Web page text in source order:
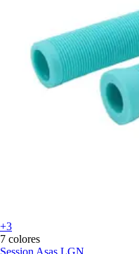
+3
7 colores